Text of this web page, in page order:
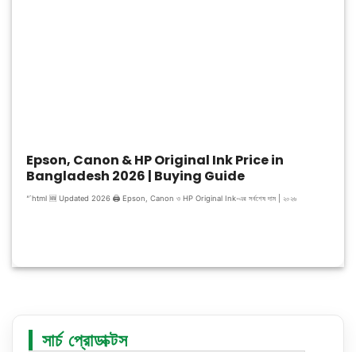
Epson, Canon & HP Original Ink Price in
Bangladesh 2026 | Buying Guide
“`html 🆕 Updated 2026 🖨️ Epson, Canon ও HP Original Ink-এর সর্বশেষ দাম | ২০২৬
সার্চ প্রোডাক্টস